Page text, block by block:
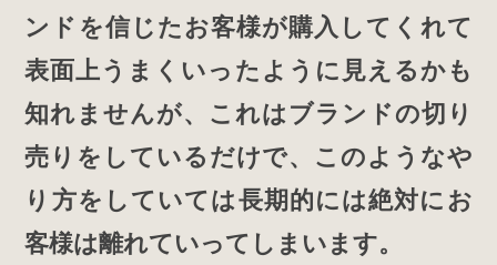
ンドを信じたお客様が購入してくれて
表面上うまくいったように見えるかも
知れませんが、これはブランドの切り
売りをしているだけで、このようなや
り方をしていては長期的には絶対にお
客様は離れていってしまいます。